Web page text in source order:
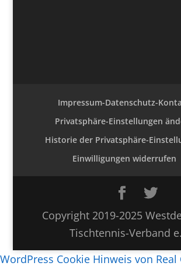
Impressum-Datenschutz-
Privatsphäre-Einstellungen
Historie der Privatsphäre-
Einwilligungen widerrufen
Copyright 2019-2025
Tischtennis-Verband
WordPress Cookie Hinweis von